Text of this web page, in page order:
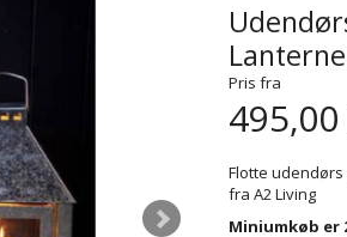
Pris fra
Flotte
fra A2 Living
Miniumkøb